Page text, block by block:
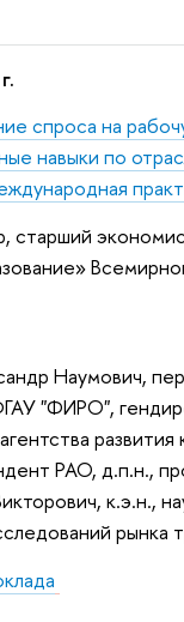
спроса на
навыки по
, старший
Наумович,
"ФИРО",
развития
РАО, д.п.н.,
к.э.н.,